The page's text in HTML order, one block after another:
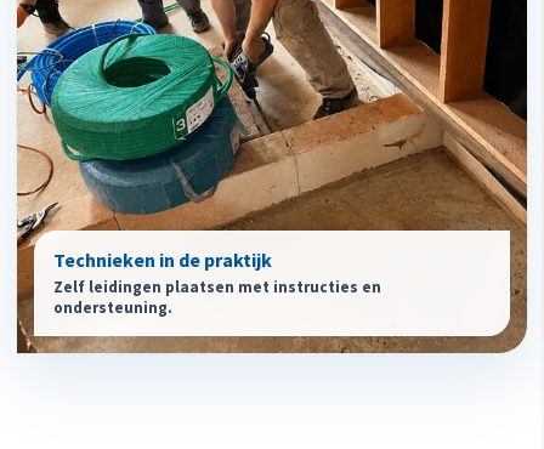
Technieken in de praktijk
Zelf leidingen plaatsen met instructies en
ondersteuning.